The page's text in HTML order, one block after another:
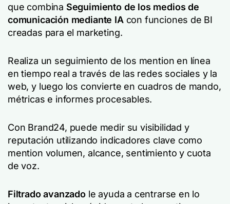
que combina Seguimiento de los medios de
comunicación mediante IAcon funciones de BI
creadas para el marketing.
Realiza un seguimiento de los mention en línea
en tiempo real a través de las redes sociales y la
web, y luego los convierte en cuadros de mando,
métricas e informes procesables.
Con Brand24, puede medir su visibilidad y
reputación utilizando indicadores clave como
mention volumen, alcance, sentimiento y cuota
de voz.
Filtrado avanzadole ayuda a centrarse en lo